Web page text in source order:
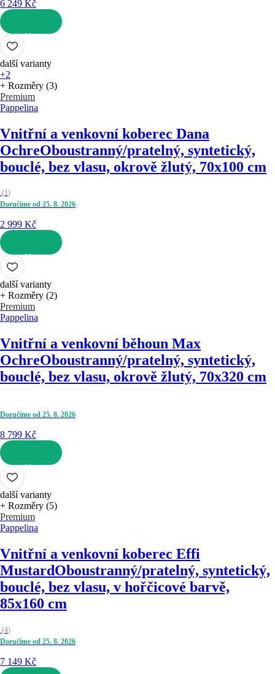
6 249 Kč
DO KOŠÍKU
další varianty
+2
+ Rozměry (3)
Premium
Pappelina
Vnitřní a venkovní koberec Dana
OchreOboustranný/pratelný, syntetický,
bouclé, bez vlasu, okrově žlutý, 70x100 cm
(1)
Doručíme od 25. 8. 2026
2 999 Kč
DO KOŠÍKU
další varianty
+ Rozměry (2)
Premium
Pappelina
Vnitřní a venkovní běhoun Max
OchreOboustranný/pratelný, syntetický,
bouclé, bez vlasu, okrově žlutý, 70x320 cm
Doručíme od 25. 8. 2026
8 799 Kč
DO KOŠÍKU
další varianty
+ Rozměry (5)
Premium
Pappelina
Vnitřní a venkovní koberec Effi
MustardOboustranný/pratelný, syntetický,
bouclé, bez vlasu, v hořčicové barvě,
85x160 cm
(4)
Doručíme od 25. 8. 2026
7 149 Kč